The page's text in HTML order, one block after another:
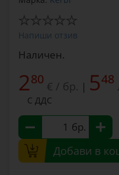
Напиши отзив
Наличен.
280 € / бр. | 548
С ДДС
бр.
Добави в